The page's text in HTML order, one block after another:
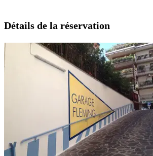
Détails de la réservation